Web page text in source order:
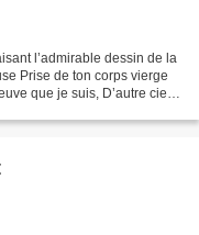
l’admirable dessin de la
Prise de ton corps vierge
que je suis, D’autre ciel